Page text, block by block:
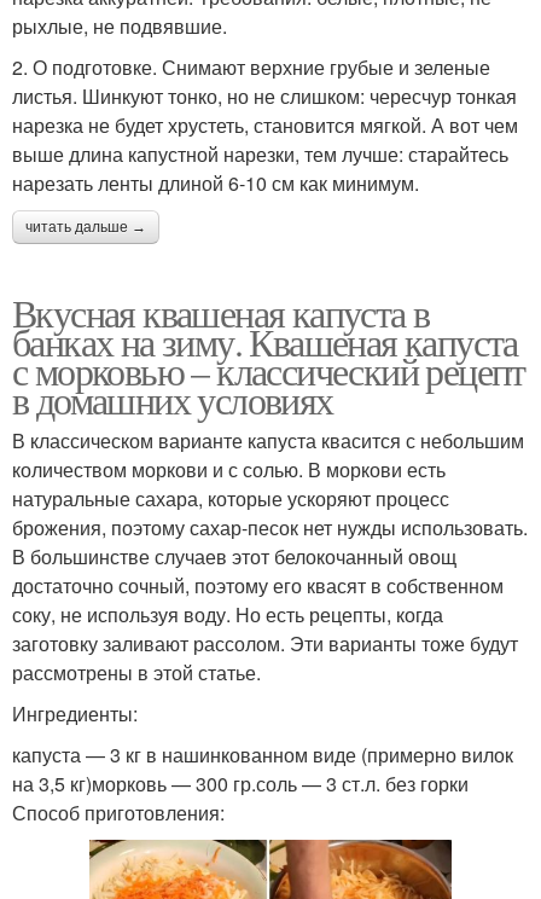
рыхлые, не подвявшие.
2. О подготовке. Снимают верхние грубые и зеленые
листья. Шинкуют тонко, но не слишком: чересчур тонкая
нарезка не будет хрустеть, становится мягкой. А вот чем
выше длина капустной нарезки, тем лучше: старайтесь
нарезать ленты длиной 6-10 см как минимум.
читать дальше →
Вкусная квашеная капуста в
банках на зиму. Квашеная капуста
с морковью – классический рецепт
в домашних условиях
В классическом варианте капуста квасится с небольшим
количеством моркови и с солью. В моркови есть
натуральные сахара, которые ускоряют процесс
брожения, поэтому сахар-песок нет нужды использовать.
В большинстве случаев этот белокочанный овощ
достаточно сочный, поэтому его квасят в собственном
соку, не используя воду. Но есть рецепты, когда
заготовку заливают рассолом. Эти варианты тоже будут
рассмотрены в этой статье.
Ингредиенты:
капуста — 3 кг в нашинкованном виде (примерно вилок
на 3,5 кг)морковь — 300 гр.соль — 3 ст.л. без горки
Способ приготовления: